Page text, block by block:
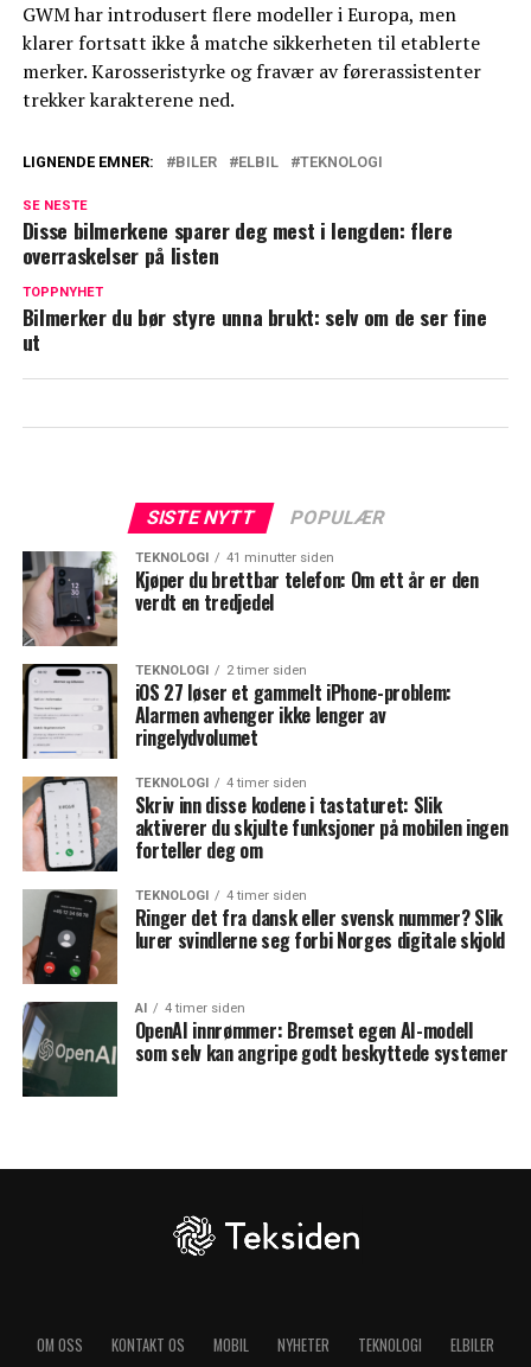
GWM har introdusert flere modeller i Europa, men
klarer fortsatt ikke å matche sikkerheten til etablerte
merker. Karosseristyrke og fravær av førerassistenter
trekker karakterene ned.
LIGNENDE EMNER: BILER ELBIL TEKNOLOGI
SE NESTE
Disse bilmerkene sparer deg mest i lengden: flere
overraskelser på listen
TOPPNYHET
Bilmerker du bør styre unna brukt: selv om de ser fine
ut
SISTE NYTT POPULÆR
TEKNOLOGI 41 minutter siden
Kjøper du brettbar telefon: Om ett år er den
verdt en tredjedel
TEKNOLOGI 2 timer siden
iOS 27 løser et gammelt iPhone-problem:
Alarmen avhenger ikke lenger av
ringelydvolumet
TEKNOLOGI 4 timer siden
Skriv inn disse kodene i tastaturet: Slik
aktiverer du skjulte funksjoner på mobilen ingen
forteller deg om
TEKNOLOGI 4 timer siden
Ringer det fra dansk eller svensk nummer? Slik
lurer svindlerne seg forbi Norges digitale skjold
AI 4 timer siden
OpenAI innrømmer: Bremset egen AI-modell
som selv kan angripe godt beskyttede systemer
OM OSS KONTAKT OS MOBIL NYHETER TEKNOLOGI
ELBILER